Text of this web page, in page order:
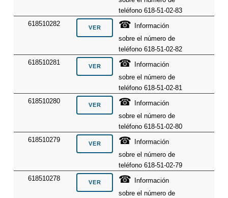
teléfono 618-51-02-83
618510282
☎
Información
sobre el número de
teléfono 618-51-02-82
618510281
☎
Información
sobre el número de
teléfono 618-51-02-81
618510280
☎
Información
sobre el número de
teléfono 618-51-02-80
618510279
☎
Información
sobre el número de
teléfono 618-51-02-79
618510278
☎
Información
sobre el número de